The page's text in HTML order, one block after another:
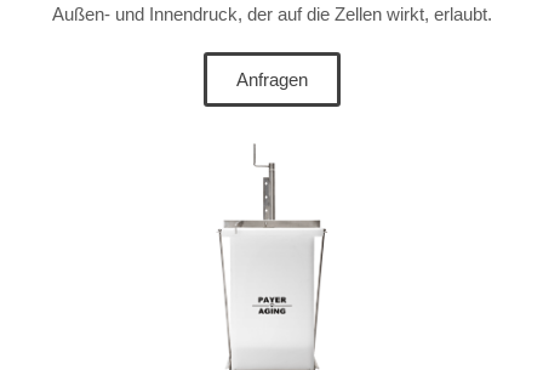
Außen- und Innendruck, der auf die Zellen wirkt, erlaubt.
Anfragen